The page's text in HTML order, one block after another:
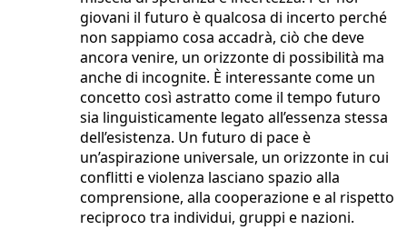
giovani il futuro è qualcosa di incerto perché
non sappiamo cosa accadrà, ciò che deve
ancora venire, un orizzonte di possibilità ma
anche di incognite. È interessante come un
concetto così astratto come il tempo futuro
sia linguisticamente legato all’essenza stessa
dell’esistenza. Un futuro di pace è
un’aspirazione universale, un orizzonte in cui
conflitti e violenza lasciano spazio alla
comprensione, alla cooperazione e al rispetto
reciproco tra individui, gruppi e nazioni.